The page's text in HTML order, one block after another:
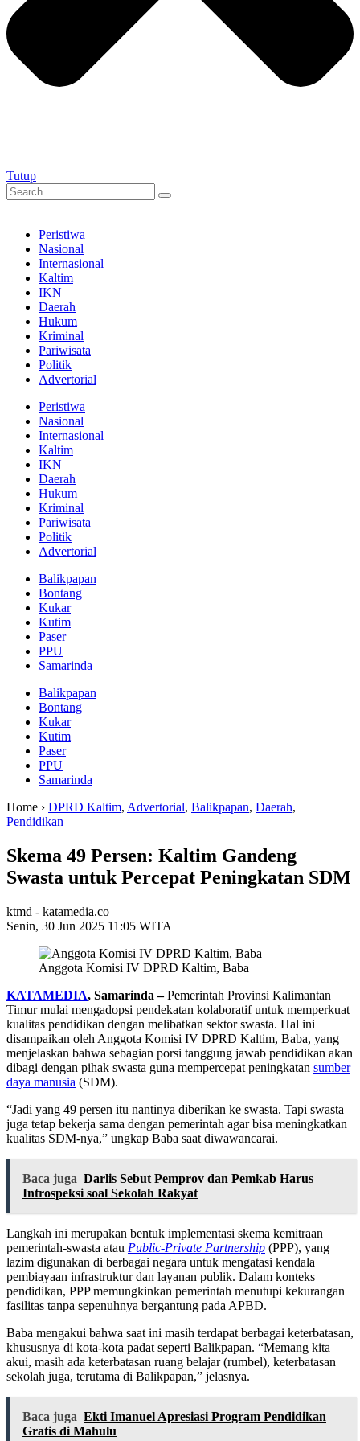
Tutup
Peristiwa
Nasional
Internasional
Kaltim
IKN
Daerah
Hukum
Kriminal
Pariwisata
Politik
Advertorial
Peristiwa
Nasional
Internasional
Kaltim
IKN
Daerah
Hukum
Kriminal
Pariwisata
Politik
Advertorial
Balikpapan
Bontang
Kukar
Kutim
Paser
PPU
Samarinda
Balikpapan
Bontang
Kukar
Kutim
Paser
PPU
Samarinda
Home › DPRD Kaltim, Advertorial, Balikpapan, Daerah,
Pendidikan
Skema 49 Persen: Kaltim Gandeng
Swasta untuk Percepat Peningkatan SDM
ktmd - katamedia.co
Senin, 30 Jun 2025 11:05 WITA
Anggota Komisi IV DPRD Kaltim, Baba
KATAMEDIA, Samarinda –Pemerintah Provinsi Kalimantan
Timur mulai mengadopsi pendekatan kolaboratif untuk memperkuat
kualitas pendidikan dengan melibatkan sektor swasta. Hal ini
disampaikan oleh Anggota Komisi IV DPRD Kaltim, Baba, yang
menjelaskan bahwa sebagian porsi tanggung jawab pendidikan akan
dibagi dengan pihak swasta guna mempercepat peningkatan sumber
daya manusia (SDM).
“Jadi yang 49 persen itu nantinya diberikan ke swasta. Tapi swasta
juga tetap bekerja sama dengan pemerintah agar bisa meningkatkan
kualitas SDM-nya,” ungkap Baba saat diwawancarai.
Baca juga Darlis Sebut Pemprov dan Pemkab Harus
Introspeksi soal Sekolah Rakyat
Langkah ini merupakan bentuk implementasi skema kemitraan
pemerintah-swasta atau Public-Private Partnership (PPP), yang
lazim digunakan di berbagai negara untuk mengatasi kendala
pembiayaan infrastruktur dan layanan publik. Dalam konteks
pendidikan, PPP memungkinkan pemerintah menutupi kekurangan
fasilitas tanpa sepenuhnya bergantung pada APBD.
Baba mengakui bahwa saat ini masih terdapat berbagai keterbatasan,
khususnya di kota-kota padat seperti Balikpapan. “Memang kita
akui, masih ada keterbatasan ruang belajar (rumbel), keterbatasan
sekolah juga, terutama di Balikpapan,” jelasnya.
Baca juga Ekti Imanuel Apresiasi Program Pendidikan
Gratis di Mahulu